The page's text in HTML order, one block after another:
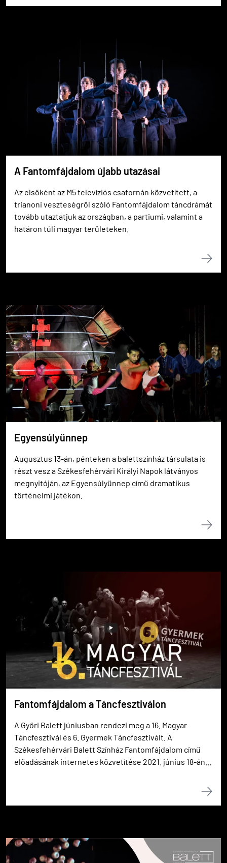
A Fantomfájdalom újabb utazásai
Az elsőként az M5 televíziós csatornán közvetített, a
trianoni veszteségről szóló Fantomfájdalom táncdrámát
tovább utaztatjuk az országban, a partiumi, valamint a
határon túli magyar területeken.
Egyensúlyünnep
Augusztus 13-án, pénteken a balettszínház társulata is
részt vesz a Székesfehérvári Királyi Napok látványos
megnyitóján, az Egyensúlyünnep című dramatikus
történelmi játékon.
Fantomfájdalom a Táncfesztiválon
A Győri Balett júniusban rendezi meg a 16. Magyar
Táncfesztivál és 6. Gyermek Táncfesztivált. A
Székesfehérvári Balett Színház Fantomfájdalom című
előadásának internetes közvetítése 2021. június 18-án,